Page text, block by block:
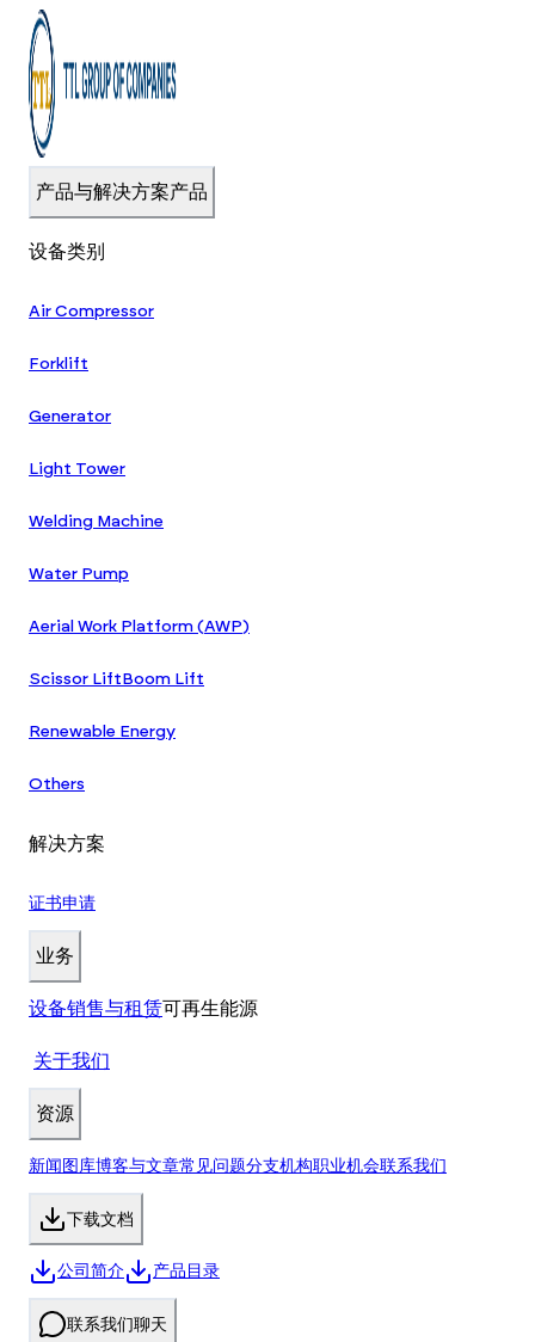
产品与解决方案产品
设备类别
Air Compressor
Forklift
Generator
Light Tower
Welding Machine
Water Pump
Aerial Work Platform (AWP)
Scissor Lift Boom Lift
Renewable Energy
Others
解决方案
证书申请
业务
设备销售与租赁可再生能源
关于我们
资源
新闻 图库博客与文章常见问题分支机构职业机会联系我们
下载文档
公司简介 产品目录
联系我们聊天